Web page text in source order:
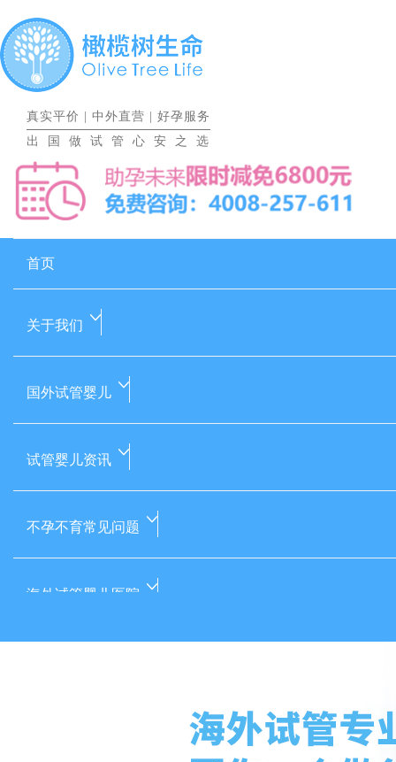
真实平价 中外直营
好孕服务
出国做试管心安之选
首页
关于我们
国外试管婴儿
试管婴儿资讯
不孕不育常见问题
海外试管婴儿医院